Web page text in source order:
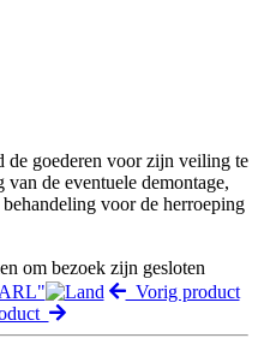
de goederen voor zijn veiling te
de eventuele demontage,
voor de herroeping
om bezoek zijn gesloten
Vorig product